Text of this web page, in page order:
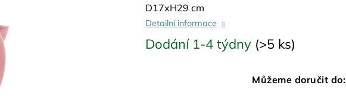
Dodání 1-4 týdny (>5 ks)
Můžeme doručit do:
D17xH29 cm
Detailní informace